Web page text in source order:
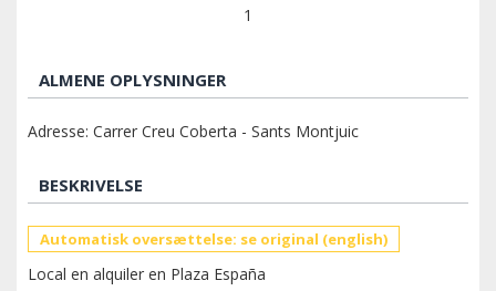
1
ALMENE OPLYSNINGER
Adresse: Carrer Creu Coberta - Sants Montjuic
BESKRIVELSE
Automatisk oversættelse: se original (english)
Local en alquiler en Plaza España